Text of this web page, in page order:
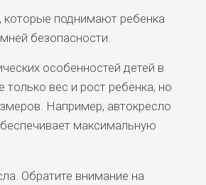
которые поднимают ребенка
безопасности.
особенностей детей в
вес и рост ребенка, но
Например, автокресло
максимальную
Обратите внимание на